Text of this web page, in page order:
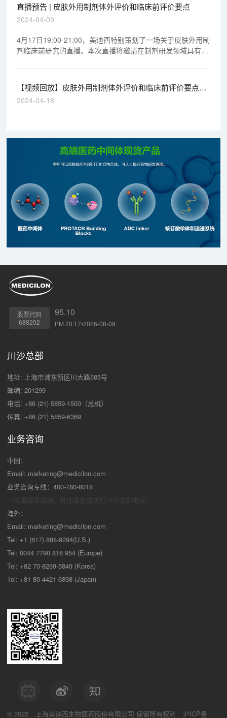
直播预告 | 皮肤外用制剂体外评价和临床前评价要点
2024-04-09
4月17日19:00-21:00，美迪西特别策划了一场关于皮肤外用制
剂临床前研究的直播。本次直播将邀请在制剂研发领域具有丰
用制剂的深度解读与前沿分享。
【视频回放】皮肤外用制剂体外评价和临床前评价要点分
析
2024-04-18
股票代码
688202
95.10
PM 20:17•2026-08-09
川沙总部
地址: 上海市浦东新区川大路585号
邮编: 201299
电话: +86 (21) 5859-1500（总机）
传真: +86 (21) 5859-6369
业务咨询
中国：
Email: marketing@medicilon.com
业务咨询专线：400-780-8018
海外：
Email: marketing@medicilon.com
Tel: +1 (617) 888-9294(U.S.)
Tel: 0044 7790 816 954 (Europe)
Tel: +82 70-8269-5849 (Korea)
Tel: +81 80-4421-6898 (Japan)
© 2022 上海美迪西生物医药股份有限公司 保留所有权利 沪ICP备